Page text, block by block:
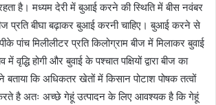
है। मध्यम देरी में बुआई करने की स्थिति में बीस नवंबर
प्रति बीघा बढ़ाकर बुआई करनी चाहिए। बुआई करने से
पांच मिलीलीटर प्रति किलोग्राम बीज में मिलाकर बुवाई
होगी और बुवाई के पश्चात पक्षियों द्वारा बीज का
बताया कि अधिकतर खेतों में किसान पोटाश पोषक तत्वों
है अतः अच्छे गेहूं उत्पादन के लिए आवश्यक है कि गेहूं